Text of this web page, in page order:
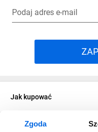
Zgoda
Podaj adres e-mail
Jak kupować
O firmie